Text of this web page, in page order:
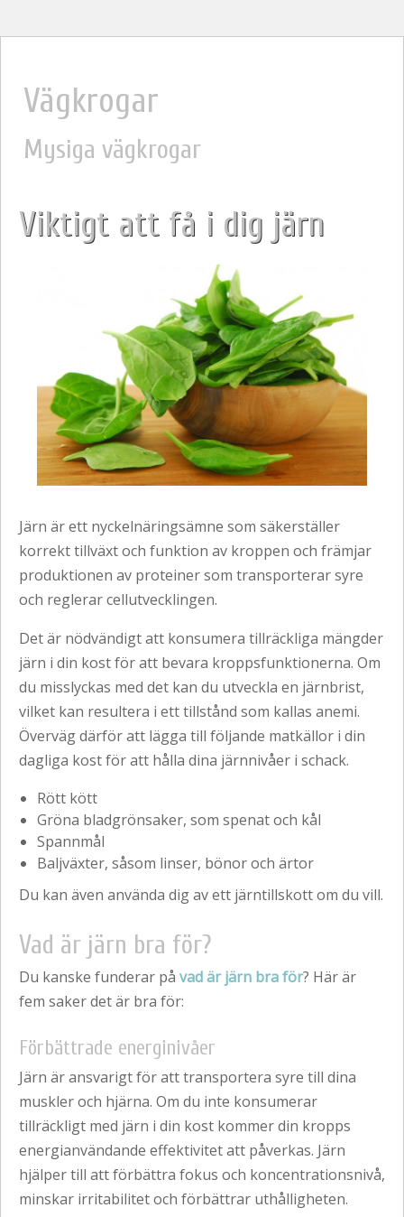
Vägkrogar
Mysiga vägkrogar
Viktigt att få i dig järn
Järn är ett nyckelnäringsämne som säkerställer
korrekt tillväxt och funktion av kroppen och främjar
produktionen av proteiner som transporterar syre
och reglerar cellutvecklingen.
Det är nödvändigt att konsumera tillräckliga mängder
järn i din kost för att bevara kroppsfunktionerna. Om
du misslyckas med det kan du utveckla en järnbrist,
vilket kan resultera i ett tillstånd som kallas anemi.
Överväg därför att lägga till följande matkällor i din
dagliga kost för att hålla dina järnnivåer i schack.
Rött kött
Gröna bladgrönsaker, som spenat och kål
Spannmål
Baljväxter, såsom linser, bönor och ärtor
Du kan även använda dig av ett järntillskott om du vill.
Vad är järn bra för?
Du kanske funderar på vad är järn bra för? Här är
fem saker det är bra för:
Förbättrade energinivåer
Järn är ansvarigt för att transportera syre till dina
muskler och hjärna. Om du inte konsumerar
tillräckligt med järn i din kost kommer din kropps
energianvändande effektivitet att påverkas. Järn
hjälper till att förbättra fokus och koncentrationsnivå,
minskar irritabilitet och förbättrar uthålligheten.